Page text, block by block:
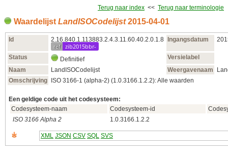
Terug naar index << Terug naar terminologie
Waardelijst LandISOCodelijst2015‑04‑01
Id 2.16.840.1.113883.2.4.3.11.60.40.2.0.1.8
ref zib2015bbr-
Ingangsdatum
Status Definitief
Versielabel
Naam
LandISOCodelijst Weergavenaam
Omschrijving
ISO 3166-1 (alpha-2) (1.0.3166.1.2.2): Alle waarden
Een geldige code uit het codesysteem:
Codesysteem-naam
Codesysteem-id
ISO 3166 Alpha 2
1.0.3166.1.2.2
XML JSON CSV SQL SVS